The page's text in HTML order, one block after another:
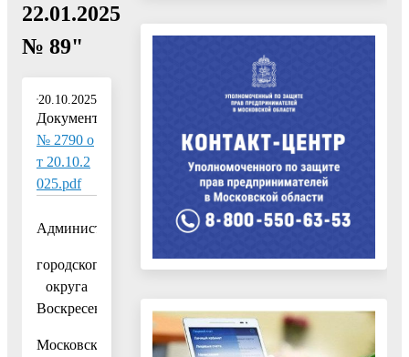
22.01.2025
№ 89"
20.10.2025
Документ:
№ 2790 о
т 20.10.2
025.pdf
Администрация
городского
округа
Воскресенск
Московской